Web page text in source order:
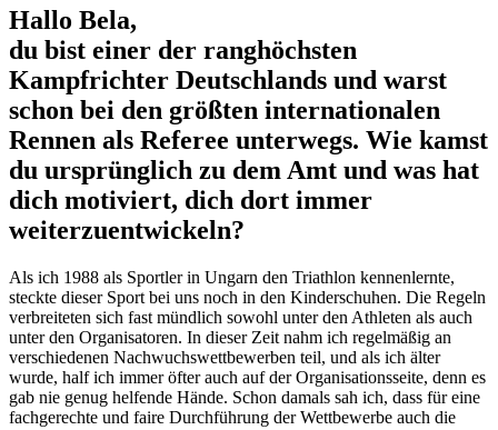
Hallo Bela,
du bist einer der ranghöchsten
Kampfrichter Deutschlands und warst
schon bei den größten internationalen
Rennen als Referee unterwegs. Wie kamst
du ursprünglich zu dem Amt und was hat
dich motiviert, dich dort immer
weiterzuentwickeln?
Als ich 1988 als Sportler in Ungarn den Triathlon kennenlernte,
steckte dieser Sport bei uns noch in den Kinderschuhen. Die Regeln
verbreiteten sich fast mündlich sowohl unter den Athleten als auch
unter den Organisatoren. In dieser Zeit nahm ich regelmäßig an
verschiedenen Nachwuchswettbewerben teil, und als ich älter
wurde, half ich immer öfter auch auf der Organisationsseite, denn es
gab nie genug helfende Hände. Schon damals sah ich, dass für eine
fachgerechte und faire Durchführung der Wettbewerbe auch die